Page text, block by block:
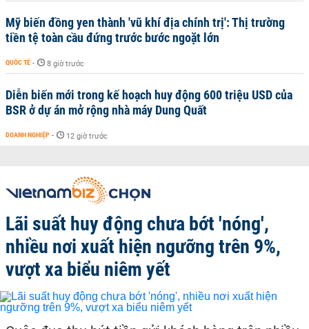
Mỹ biến đồng yen thành 'vũ khí địa chính trị': Thị trường
tiền tệ toàn cầu đứng trước bước ngoặt lớn
QUỐC TẾ - 8 giờ trước
Diễn biến mới trong kế hoạch huy động 600 triệu USD của
BSR ở dự án mở rộng nhà máy Dung Quất
DOANH NGHIỆP - 12 giờ trước
Lãi suất huy động chưa bớt 'nóng',
nhiều nơi xuất hiện ngưỡng trên 9%,
vượt xa biểu niêm yết